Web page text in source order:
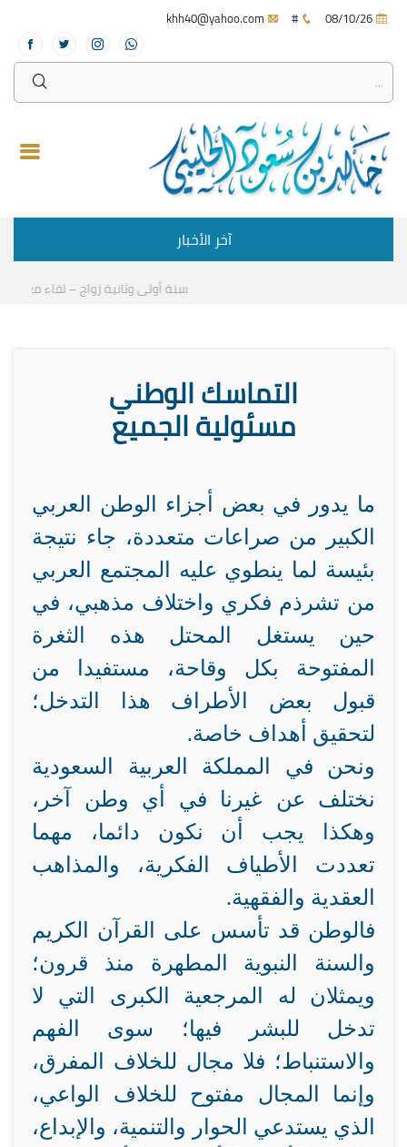
#
آخر الأخبار
سنة أولى وثانية زواج – لقاء مع د.خالد
التماسك الوطني
مسئولية الجميع
ما يدور في بعض أجزاء الوطن العربي
الكبير من صراعات متعددة، جاء نتيجة
بئيسة لما ينطوي عليه المجتمع العربي
من تشرذم فكري واختلاف مذهبي، في
حين يستغل المحتل هذه الثغرة
المفتوحة بكل وقاحة، مستفيدا من
قبول بعض الأطراف هذا التدخل؛
لتحقيق أهداف خاصة.
ونحن في المملكة العربية السعودية
نختلف عن غيرنا في أي وطن آخر،
وهكذا يجب أن نكون دائما، مهما
تعددت الأطياف الفكرية، والمذاهب
العقدية والفقهية.
فالوطن قد تأسس على القرآن الكريم
والسنة النبوية المطهرة منذ قرون؛
ويمثلان له المرجعية الكبرى التي لا
تدخل للبشر فيها؛ سوى الفهم
والاستنباط؛ فلا مجال للخلاف المفرق،
وإنما المجال مفتوح للخلاف الواعي،
الذي يستدعي الحوار والتنمية، والإبداع،